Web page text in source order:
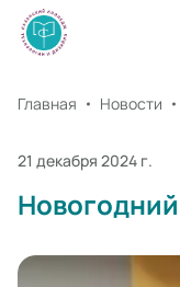
Главная Новости
21 декабря 2024 г.